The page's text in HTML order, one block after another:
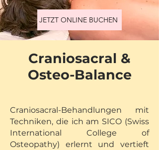
JETZT ONLINE BUCHEN
Craniosacral &
Osteo-Balance
Craniosacral-Behandlungen mit
Techniken, die ich am SICO (Swiss
International College of
Osteopathy) erlernt und vertieft